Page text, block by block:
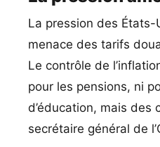
La pression des
menace des tarifs
Le contrôle de
pour les pensions, ni
d’éducation, mais des
secrétaire général de